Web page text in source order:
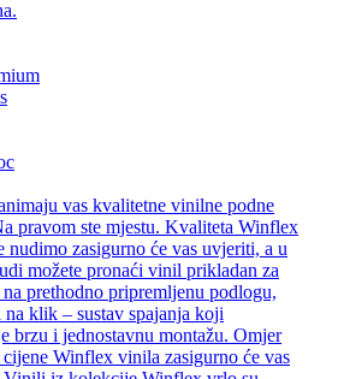
vas kvalitetne vinilne podne
pravom ste mjestu. Kvaliteta Winflex
nudimo zasigurno će vas uvjeriti, a u
možete pronaći vinil prikladan za
prethodno pripremljenu podlogu,
klik – sustav spajanja koji
brzu i jednostavnu montažu. Omjer
Winflex vinila zasigurno će vas